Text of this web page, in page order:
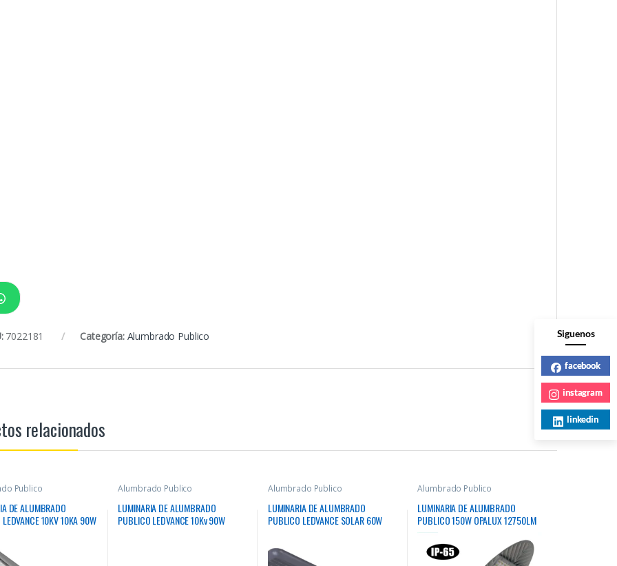
7022181 Categoría: Alumbrado Publico
relacionados
Publico
DE ALUMBRADO
10KV 10KA 90W
Alumbrado Publico
LUMINARIA DE ALUMBRADO
PUBLICO LEDVANCE 10Kv 90W
Alumbrado Publico
LUMINARIA DE ALUMBRADO
PUBLICO LEDVANCE SOLAR 60W
Alumbrado Publico
LUMINARIA DE ALUMBRADO
PUBLICO 150W OPALUX 12750LM
Siguenos
facebook
instagram
linkedin